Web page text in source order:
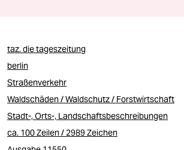
taz. die tageszeitung
berlin
Straßenverkehr
Waldschäden / Waldschutz / Forstwirtschaft
Stadt-, Orts-, Landschaftsbeschreibungen
ca. 100 Zeilen / 2989 Zeichen